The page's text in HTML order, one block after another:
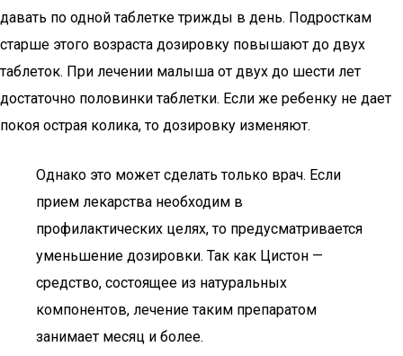
давать по одной таблетке трижды в день. Подросткам
старше этого возраста дозировку повышают до двух
таблеток. При лечении малыша от двух до шести лет
достаточно половинки таблетки. Если же ребенку не дает
покоя острая колика, то дозировку изменяют.
Однако это может сделать только врач. Если
прием лекарства необходим в
профилактических целях, то предусматривается
уменьшение дозировки. Так как Цистон —
средство, состоящее из натуральных
компонентов, лечение таким препаратом
занимает месяц и более.